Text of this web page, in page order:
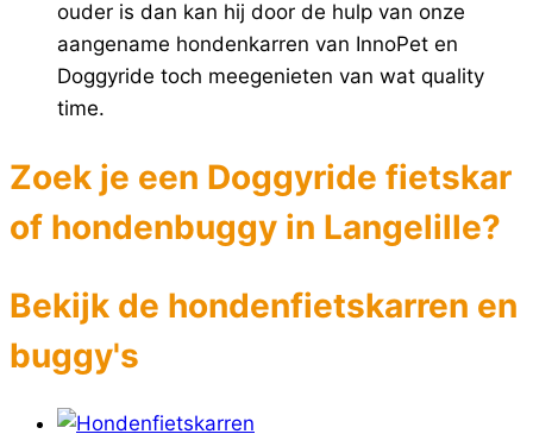
ouder is dan kan hij door de hulp van onze
aangename hondenkarren van InnoPet en
Doggyride toch meegenieten van wat quality
time.
Zoek je een Doggyride fietskar
of hondenbuggy in Langelille?
Bekijk de hondenfietskarren en
buggy's